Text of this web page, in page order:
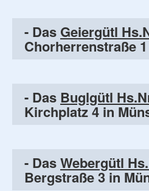
- Das Geiergütl
Chorherrenstraße
- Das Buglgütl
Kirchplatz 4 in
- DasWebergütl
Bergstraße 3 in